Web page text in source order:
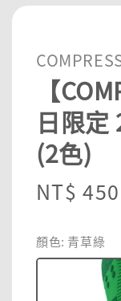
【
日限定
(2色)
Sale
NT$ 450
顏色: 青草綠